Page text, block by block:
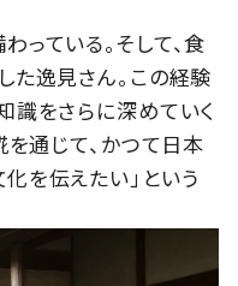
っている。そして、食
た逸見さん。この経験
識をさらに深めていく
を通じて、かつて日本
を伝えたい」という